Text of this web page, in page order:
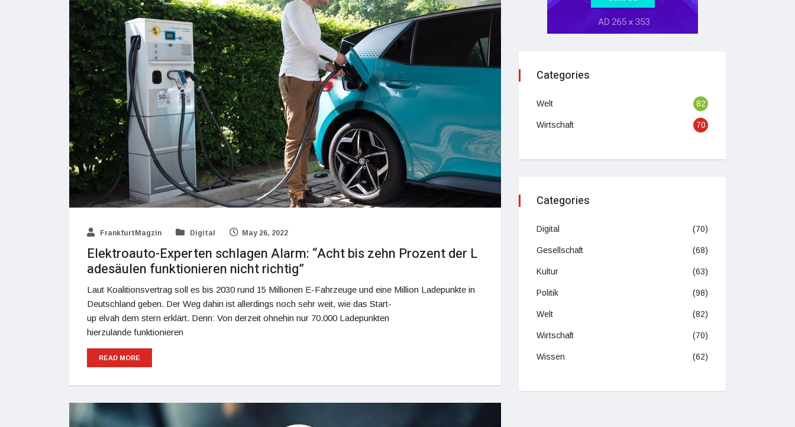
FrankfurtMagzin Digital May 26, 2022
Elektroauto-Experten schlagen Alarm: “Acht bis zehn Prozent der L
adesäulen funktionieren nicht richtig”
Laut Koalitionsvertrag soll es bis 2030 rund 15 Millionen E-Fahrzeuge und eine Million Ladepunkte in
Deutschland geben. Der Weg dahin ist allerdings noch sehr weit, wie das Start-
up elvah dem stern erklärt. Denn: Von derzeit ohnehin nur 70.000 Ladepunkten
hierzulande funktionieren
READ MORE
Categories
Welt 82
Wirtschaft 70
Categories
Digital (70)
Gesellschaft (68)
Kultur (63)
Politik (98)
Welt (82)
Wirtschaft (70)
Wissen (62)